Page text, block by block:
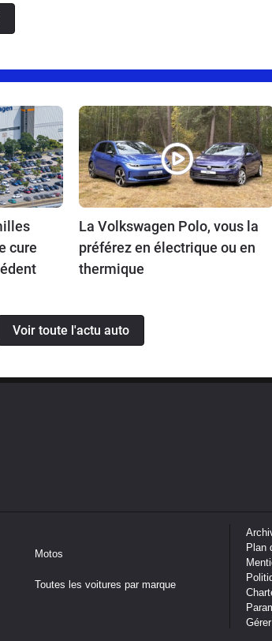
cure
La Volkswagen Polo, vous la
préférez en électrique ou en
thermique
Voir toute l'actu auto
Motos
Toutes les voitures par marque
Plan